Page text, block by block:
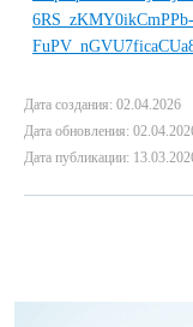
Дата создания: 02.04.2026
Дата обновления:
Дата публикации: